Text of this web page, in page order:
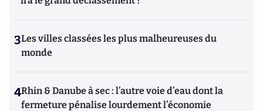
3Les villes classées les plus malheureuses du
monde
4Rhin & Danube à sec : l’autre voie d’eau dont la
fermeture pénalise lourdement l’économie